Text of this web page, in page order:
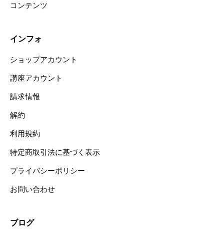
コンテンツ
インフォ
ショップアカウント
講座アカウント
請求情報
解約
利用規約
特定商取引法に基づく表示
プライバシーポリシー
お問い合わせ
ブログ